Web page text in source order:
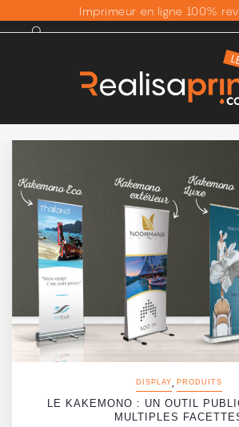
Imprimeur en ligne 100%
DISPLAY, PRODUITS
LE KAKEMONO : UN OUTIL
MULTIPLES